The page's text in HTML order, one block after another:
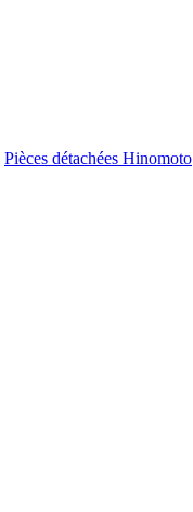
Pièces détachées Hinomoto